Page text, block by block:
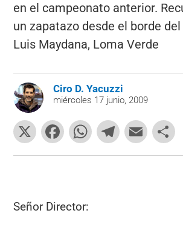
en el campeonato anterior.
un zapatazo desde el borde
Luis Maydana, Loma Verde
Ciro D. Yacuzzi
miércoles 17 junio, 2009
X
F
a
b
W
h
T
el
E
m
Señor Director: